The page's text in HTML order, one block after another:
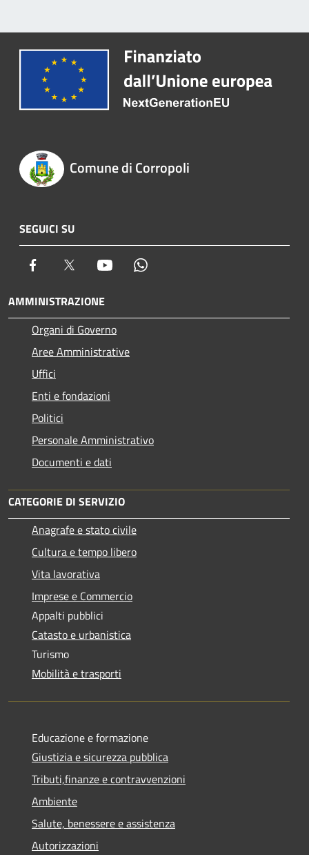
Comune di Corropoli
SEGUICI SU
Facebook Twitter Youtube
AMMINISTRAZIONE
Organi di Governo
Aree Amministrative
Uffici
Enti e fondazioni
Politici
Personale Amministrativo
Documenti e dati
CATEGORIE DI SERVIZIO
Anagrafe e stato civile
Cultura e tempo libero
Vita lavorativa
Imprese e Commercio
Appalti pubblici
Catasto e urbanistica
Turismo
Mobilità e trasporti
Educazione e formazione
Giustizia e sicurezza pubblica
Tributi,finanze e contravvenzioni
Ambiente
Salute, benessere e assistenza
Autorizzazioni